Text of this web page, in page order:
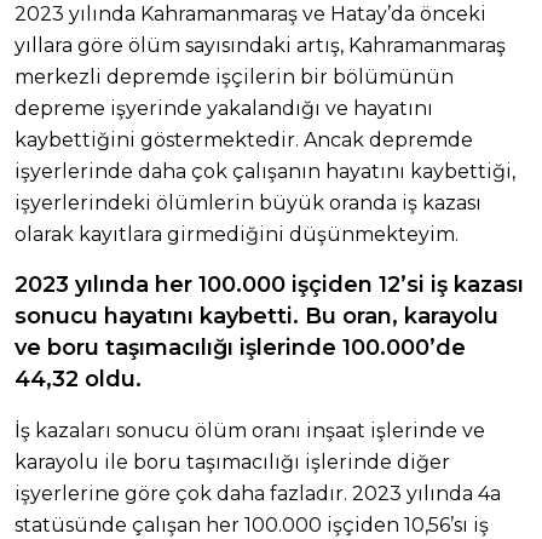
2023 yılında Kahramanmaraş ve Hatay’da önceki
yıllara göre ölüm sayısındaki artış, Kahramanmaraş
merkezli depremde işçilerin bir bölümünün
depreme işyerinde yakalandığı ve hayatını
kaybettiğini göstermektedir. Ancak depremde
işyerlerinde daha çok çalışanın hayatını kaybettiği,
işyerlerindeki ölümlerin büyük oranda iş kazası
olarak kayıtlara girmediğini düşünmekteyim.
2023 yılında her 100.000 işçiden 12’si iş kazası
sonucu hayatını kaybetti. Bu oran, karayolu
ve boru taşımacılığı işlerinde 100.000’de
44,32 oldu.
İş kazaları sonucu ölüm oranı inşaat işlerinde ve
karayolu ile boru taşımacılığı işlerinde diğer
işyerlerine göre çok daha fazladır. 2023 yılında 4a
statüsünde çalışan her 100.000 işçiden 10,56’sı iş